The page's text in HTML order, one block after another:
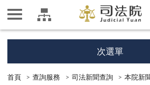
次選單
首頁 查詢服務 司法新聞查詢 本院新